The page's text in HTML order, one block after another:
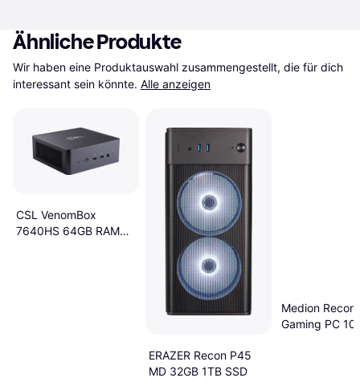
Ähnliche Produkte
Wir haben eine Produktauswahl zusammengestellt, die für dich
interessant sein könnte. Alle anzeigen
CSL VenomBox
7640HS 64GB RAM
ERAZER Recon P45
MD 32GB 1TB SSD
Medion Recon
Gaming PC